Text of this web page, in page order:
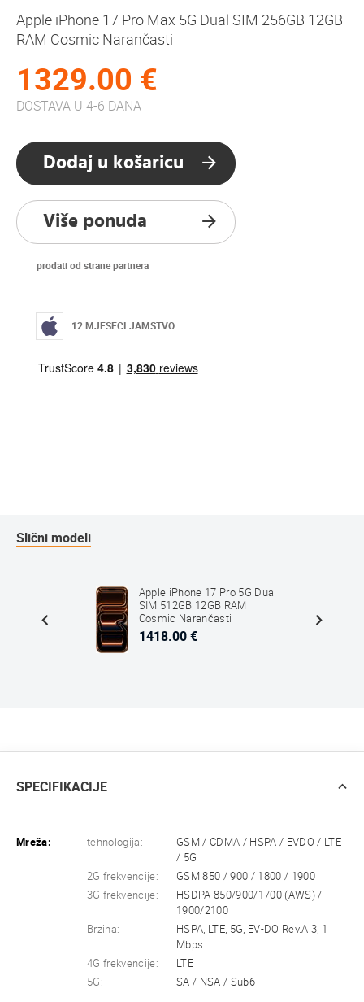
Apple iPhone 17 Pro Max 5G Dual SIM 256GB 12GB
RAM Cosmic Narančasti
1329.00 €
DOSTAVA U 4-6 DANA
Dodaj u košaricu
Više ponuda
prodati od strane partnera
12 MJESECI JAMSTVO
Slični modeli
Apple iPhone 17 Pro 5G Dual
SIM 512GB 12GB RAM
Cosmic Narančasti
1418.00 €
SPECIFIKACIJE
Mreža: tehnologija:
GSM / CDMA / HSPA / EVDO / LTE
/ 5G
2G frekvencije:
GSM 850 / 900 / 1800 / 1900
3G frekvencije:
HSDPA 850/900/1700 (AWS) /
1900/2100
Brzina:
HSPA, LTE, 5G, EV-DO Rev.A 3, 1
Mbps
4G frekvencije:
LTE
5G:
SA / NSA / Sub6